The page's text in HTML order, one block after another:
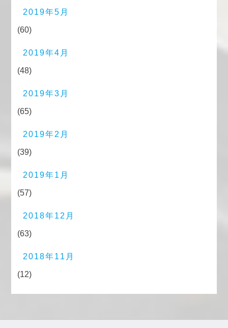
2019年5月
(60)
2019年4月
(48)
2019年3月
(65)
2019年2月
(39)
2019年1月
(57)
2018年12月
(63)
2018年11月
(12)